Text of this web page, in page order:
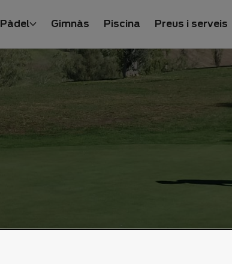
Pàdel Gimnàs Piscina Preus i serveis